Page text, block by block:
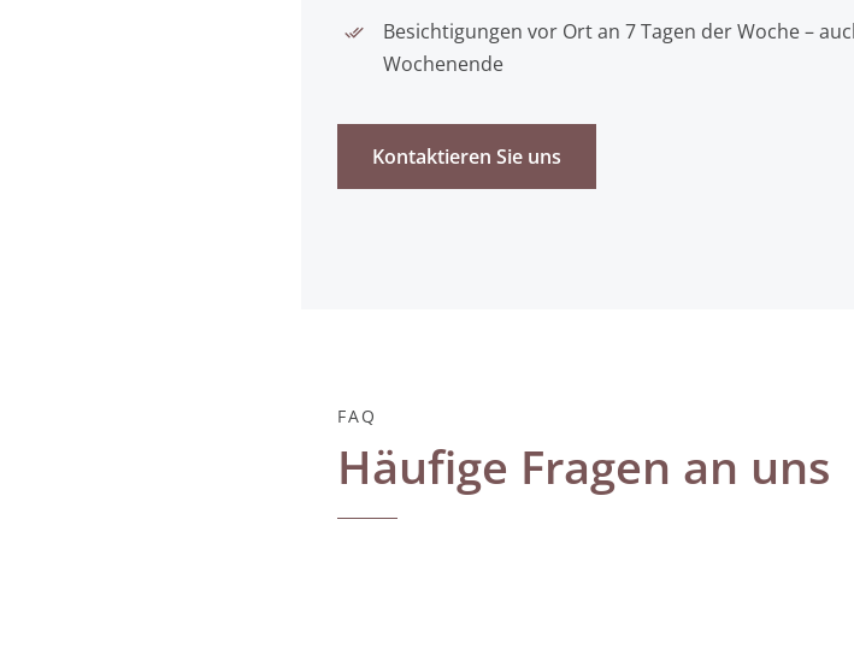
Besichtigungen vor Ort an 7 Tagen der Woche –
Wochenende
Kontaktieren Sie uns
FAQ
Häufige Fragen an uns